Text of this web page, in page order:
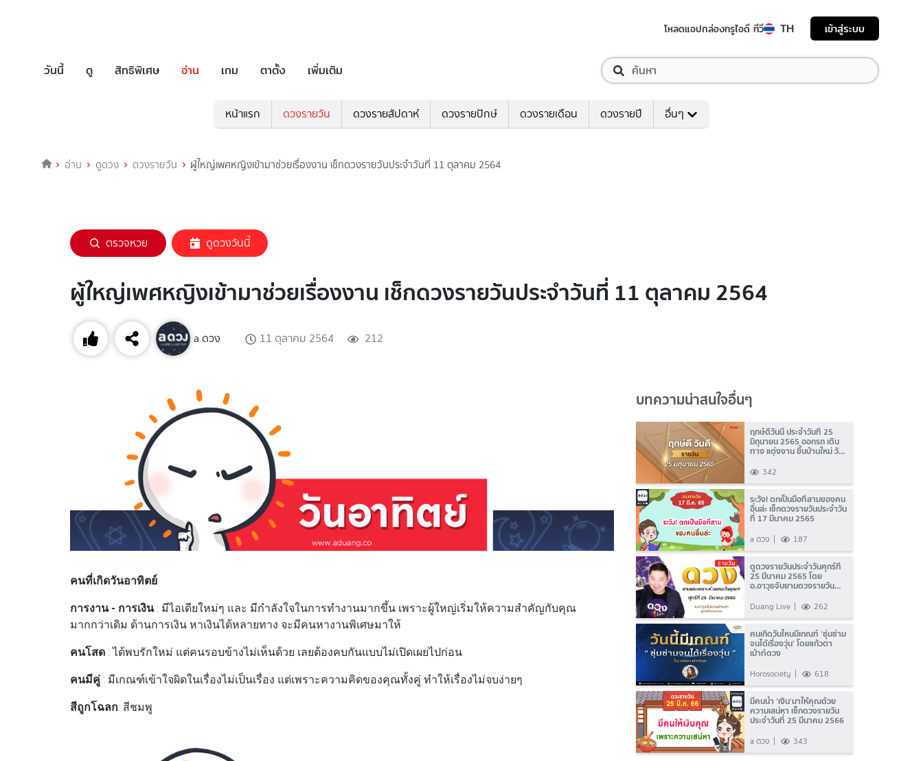
โหลดแอปกล่องทรูไอดี ทีวี TH เข้าสู่ระบบ
วันนี้ ดู สิทธิพิเศษ อ่าน เกม ตาตั้ง เพิ่มเติม
หน้าแรก ดวงรายวัน ดวงรายสัปดาห์ ดวงรายปักษ์ ดวงรายเดือน ดวงรายปี อื่นๆ
อ่าน ดูดวง ดวงรายวัน ผู้ใหญ่เพศหญิงเข้ามาช่วยเรื่องงาน เช็กดวงรายวันประจำวันที่ 11 ตุลาคม 2564
ตรวจหวย ดูดวงวันนี้
ผู้ใหญ่เพศหญิงเข้ามาช่วยเรื่องงาน เช็กดวงรายวันประจำวันที่ 11 ตุลาคม 2564
a ดวง 11 ตุลาคม 2564 212
คนที่เกิดวันอาทิตย์
การงาน - การเงิน : มีไอเดียใหม่ๆ และ มีกำลังใจในการทำงานมากขึ้น เพราะผู้ใหญ่เริ่มให้ความสำคัญกับคุณ
มากกว่าเดิม ด้านการเงิน หาเงินได้หลายทาง จะมีคนหางานพิเศษมาให้
คนโสด : ได้พบรักใหม่ แต่คนรอบข้างไม่เห็นด้วย เลยต้องคบกันแบบไม่เปิดเผยไปก่อน
คนมีคู่ : มีเกณฑ์เข้าใจผิดในเรื่องไม่เป็นเรื่อง แต่เพราะความคิดของคุณทั้งคู่ ทำให้เรื่องไม่จบง่ายๆ
สีถูกโฉลก: สีชมพู
บทความน่าสนใจอื่นๆ
ฤกษ์ดีวันนี้ ประจำวันที่ 25
มิถุนายน 2565 ออกรถ เดิน
ทาง แต่งงาน ขึ้นบ้านใหม่ วัน
342
ระวัง! ตกเป็นมือที่สามของคน
อื่นล่ะ เช็กดวงรายวันประจำวัน
ที่ 17 มีนาคม 2565
a ดวง 187
ดูดวงรายวันประจำวันศุกร์ที่
25 มีนาคม 2565 โดย
อ.อาวุธจับยามดวงรายวัน
Duang Live 262
คนเกิดวันไหนมีเกณฑ์ ‘ซุ่มซ่าม
จนได้เรื่องวุ่น’ โดยแก้วตา
เม้าท์ดวง
Horosociety 618
มีคนนำ ‘เงิน’มาให้คุณด้วย
ความเสน่หา เช็กดวงรายวัน
ประจำวันที่ 25 มีนาคม 2566
a ดวง 343